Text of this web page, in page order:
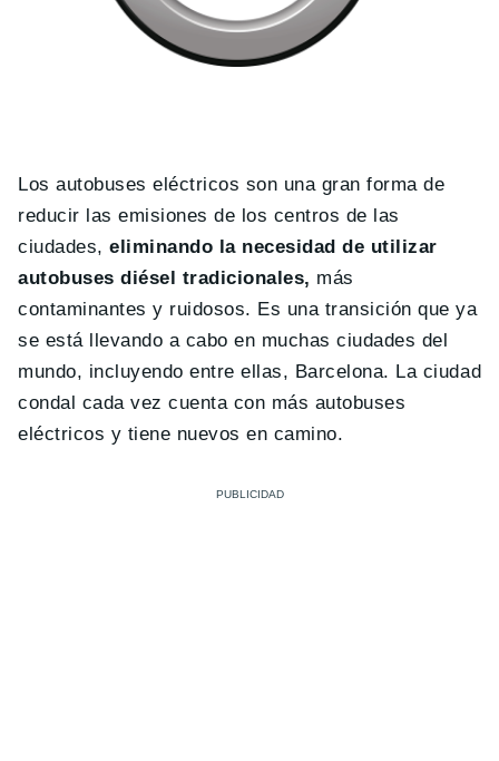
Los autobuses eléctricos son una gran forma de
reducir las emisiones de los centros de las
ciudades,eliminando la necesidad de utilizar
autobuses diésel tradicionales, más
contaminantes y ruidosos. Es una transición que ya
se está llevando a cabo en muchas ciudades del
mundo, incluyendo entre ellas, Barcelona. La ciudad
condal cada vez cuenta con más autobuses
eléctricos y tiene nuevos en camino.